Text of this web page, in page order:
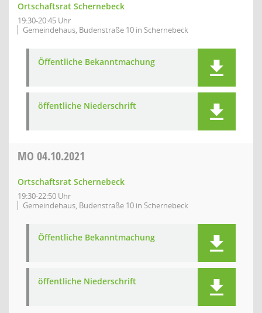
Ortschaftsrat Schernebeck
19:30-20:45 Uhr
Gemeindehaus, Budenstraße 10 in Schernebeck
Öffentliche Bekanntmachung
öffentliche Niederschrift
MO 04.10.2021
Ortschaftsrat Schernebeck
19:30-22:50 Uhr
Gemeindehaus, Budenstraße 10 in Schernebeck
Öffentliche Bekanntmachung
öffentliche Niederschrift